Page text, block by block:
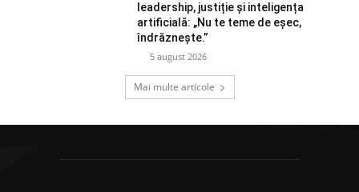
leadership, justiție și inteligența
artificială: „Nu te teme de eșec,
îndrăznește.”
5 august 2026
Mai multe articole